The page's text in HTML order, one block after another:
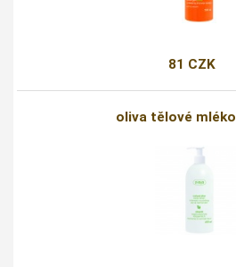
81 CZK
oliva tělové